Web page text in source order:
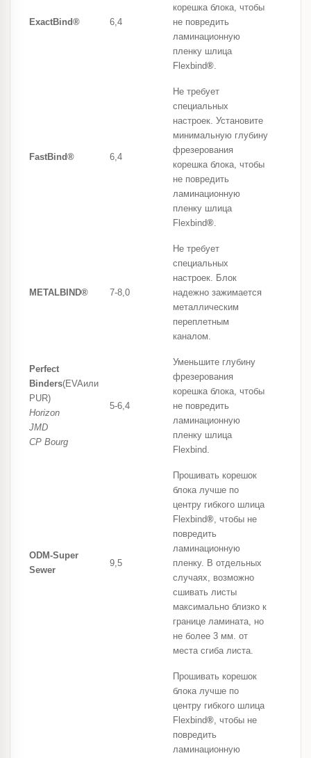
ExactBind® 6,4
корешка блока, чтобы
не повредить
ламинационную
пленку шлица
Flexbind®.
FastBind® 6,4
Не требует
специальных
настроек. Установите
минимальную глубину
фрезерования
корешка блока, чтобы
не повредить
ламинационную
пленку шлица
Flexbind®.
METALBIND® 7-8,0
Не требует
специальных
настроек. Блок
надежно зажимается
металлическим
переплетным
каналом.
Perfect
Binders(EVAили
PUR)
Horizon
JMD
CP Bourg
5-6,4
Уменьшите глубину
фрезерования
корешка блока, чтобы
не повредить
ламинационную
пленку шлица
Flexbind.
ODM-Super
Sewer
9,5
Прошивать корешок
блока лучше по
центру гибкого шлица
Flexbind®, чтобы не
повредить
ламинационную
пленку. В отдельных
случаях, возможно
сшивать листы
максимально близко к
границе ламината, но
не более 3 мм. от
места сгиба листа.
Прошивать корешок
блока лучше по
центру гибкого шлица
Flexbind®, чтобы не
повредить
ламинационную